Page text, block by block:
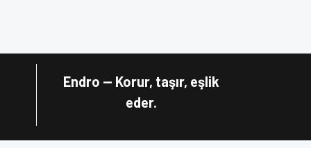
Endro — Korur, taşır, eşlik
eder.